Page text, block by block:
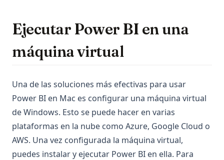
Ejecutar Power BI en una
máquina virtual
Una de las soluciones más efectivas para usar
Power BI en Mac es configurar una máquina virtual
de Windows. Esto se puede hacer en varias
plataformas en la nube como Azure, Google Cloud o
AWS. Una vez configurada la máquina virtual,
puedes instalar y ejecutar Power BI en ella. Para